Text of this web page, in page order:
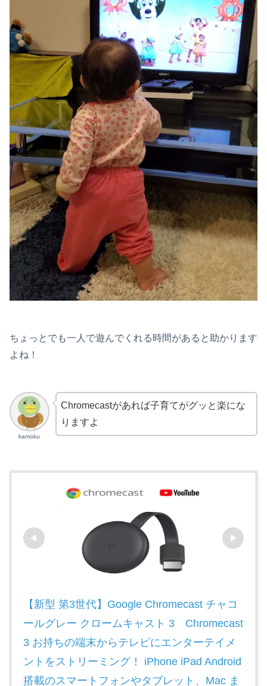
ちょっとでも一人で遊んでくれる時間があると助かります
よね！
kamoku
Chromecastがあれば子育てがグッと楽にな
りますよ
【新型 第3世代】Google Chromecast チャコ
ールグレー クロームキャスト 3　Chromecast
3 お持ちの端末からテレビにエンターテイメ
ントをストリーミング！ iPhone iPad Android
搭載のスマートフォンやタブレット、Mac ま